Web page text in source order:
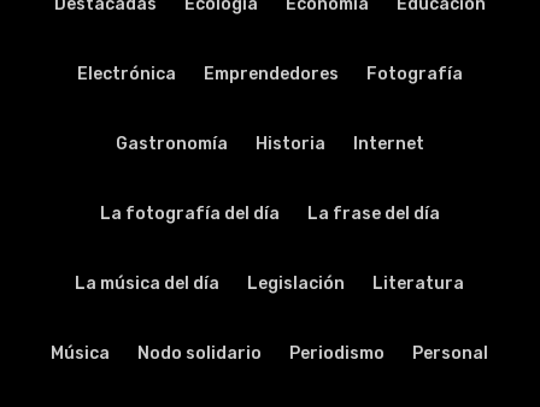
Destacadas Ecología Economía Educación
Electrónica Emprendedores Fotografía
Gastronomía Historia Internet
La fotografía del día La frase del día
La música del día Legislación Literatura
Música Nodo solidario Periodismo Personal